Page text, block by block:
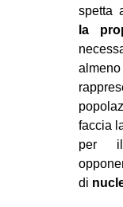
spetta
la
faccia
per il
di